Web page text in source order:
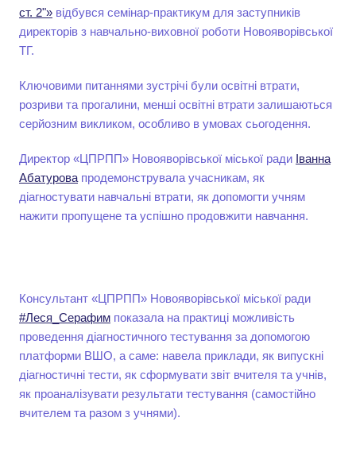
ст. 2"» відбувся семінар-практикум для заступників
директорів з навчально-виховної роботи Новояворівської
ТГ.
Ключовими питаннями зустрічі були освітні втрати,
розриви та прогалини, менші освітні втрати залишаються
серйозним викликом, особливо в умовах сьогодення.
Директор «ЦПРПП» Новояворівської міської ради Іванна
Абатурова продемонструвала учасникам, як
діагностувати навчальні втрати, як допомогти учням
нажити пропущене та успішно продовжити навчання.
Консультант «ЦПРПП» Новояворівської міської ради
#Леся_Серафим показала на практиці можливість
проведення діагностичного тестування за допомогою
платформи ВШО, а саме: навела приклади, як випускні
діагностичні тести, як сформувати звіт вчителя та учнів,
як проаналізувати результати тестування (самостійно
вчителем та разом з учнями).